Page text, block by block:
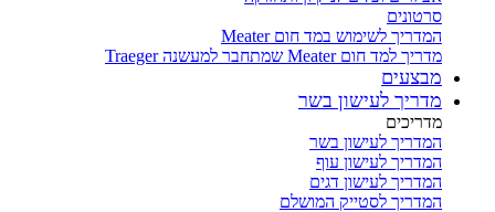
סרטונים
המדריך לשימוש במד חום Meater
מדריך למד חום Meater שמתחבר למעשנה Traeger
מבצעים
מדריך לעישון בשר
מדריכים
המדריך לעישון בשר
המדריך לעישון עוף
המדריך לעישון דגים
המדריך לסטייק המושלם